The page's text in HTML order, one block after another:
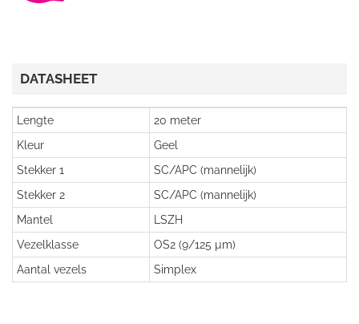
DATASHEET
Lengte
20 meter
Kleur
Geel
Stekker 1
SC/APC (mannelijk)
Stekker 2
SC/APC (mannelijk)
Mantel
LSZH
Vezelklasse
OS2 (9/125 µm)
Aantal vezels
Simplex